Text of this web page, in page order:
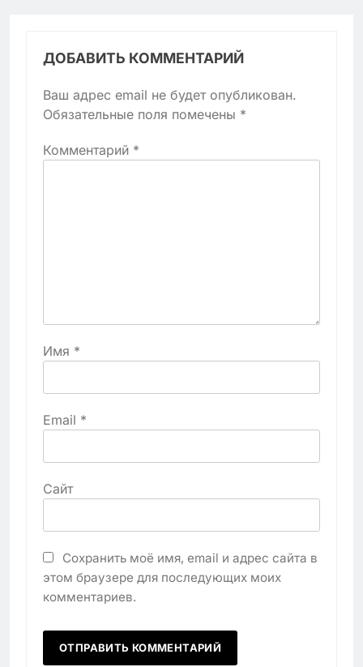
ДОБАВИТЬ КОММЕНТАРИЙ
Ваш адрес email не будет опубликован.
Обязательные поля помечены *
Комментарий *
Имя *
Email *
Сайт
Сохранить моё имя, email и адрес сайта в
этом браузере для последующих моих
комментариев.